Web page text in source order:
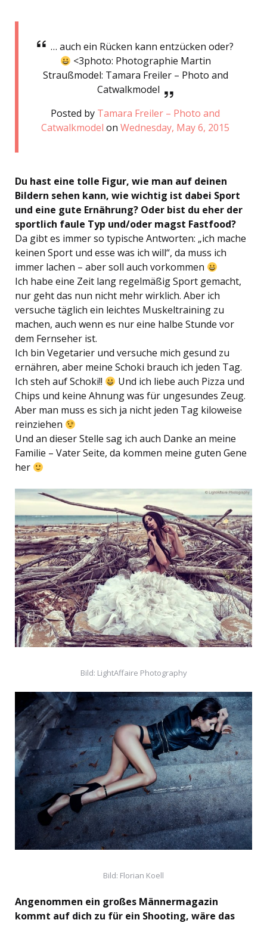
… auch ein Rücken kann entzücken oder?
<3photo: Photographie Martin
Straußmodel: Tamara Freiler – Photo and
Catwalkmodel
Posted by Tamara Freiler – Photo and
Catwalkmodel onWednesday, May 6, 2015
Du hast eine tolle Figur, wie man auf deinen
Bildern sehen kann, wie wichtig ist dabei Sport
und eine gute Ernährung? Oder bist du eher der
sportlich faule Typ und/oder magst Fastfood?
Da gibt es immer so typische Antworten: „ich mache
keinen Sport und esse was ich will“, da muss ich
immer lachen – aber soll auch vorkommen
Ich habe eine Zeit lang regelmäßig Sport gemacht,
nur geht das nun nicht mehr wirklich. Aber ich
versuche täglich ein leichtes Muskeltraining zu
machen, auch wenn es nur eine halbe Stunde vor
dem Fernseher ist.
Ich bin Vegetarier und versuche mich gesund zu
ernähren, aber meine Schoki brauch ich jeden Tag.
Ich steh auf Schoki!!
Und ich liebe auch Pizza und
Chips und keine Ahnung was für ungesundes Zeug.
Aber man muss es sich ja nicht jeden Tag kiloweise
reinziehen
Und an dieser Stelle sag ich auch Danke an meine
Familie – Vater Seite, da kommen meine guten Gene
her
Bild: LightAffaire Photography
Bild: Florian Koell
Angenommen ein großes Männermagazin
kommt auf dich zu für ein Shooting, wäre das